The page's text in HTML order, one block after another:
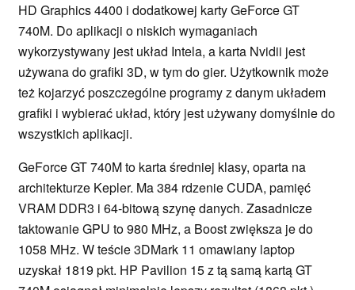
HD Graphics 4400 i dodatkowej karty GeForce GT
740M. Do aplikacji o niskich wymaganiach
wykorzystywany jest układ Intela, a karta Nvidii jest
używana do grafiki 3D, w tym do gier. Użytkownik może
też kojarzyć poszczególne programy z danym układem
grafiki i wybierać układ, który jest używany domyślnie do
wszystkich aplikacji.
GeForce GT 740M to karta średniej klasy, oparta na
architekturze Kepler. Ma 384 rdzenie CUDA, pamięć
VRAM DDR3 i 64-bitową szynę danych. Zasadnicze
taktowanie GPU to 980 MHz, a Boost zwiększa je do
1058 MHz. W teście 3DMark 11 omawiany laptop
uzyskał 1819 pkt. HP Pavilion 15 z tą samą kartą GT